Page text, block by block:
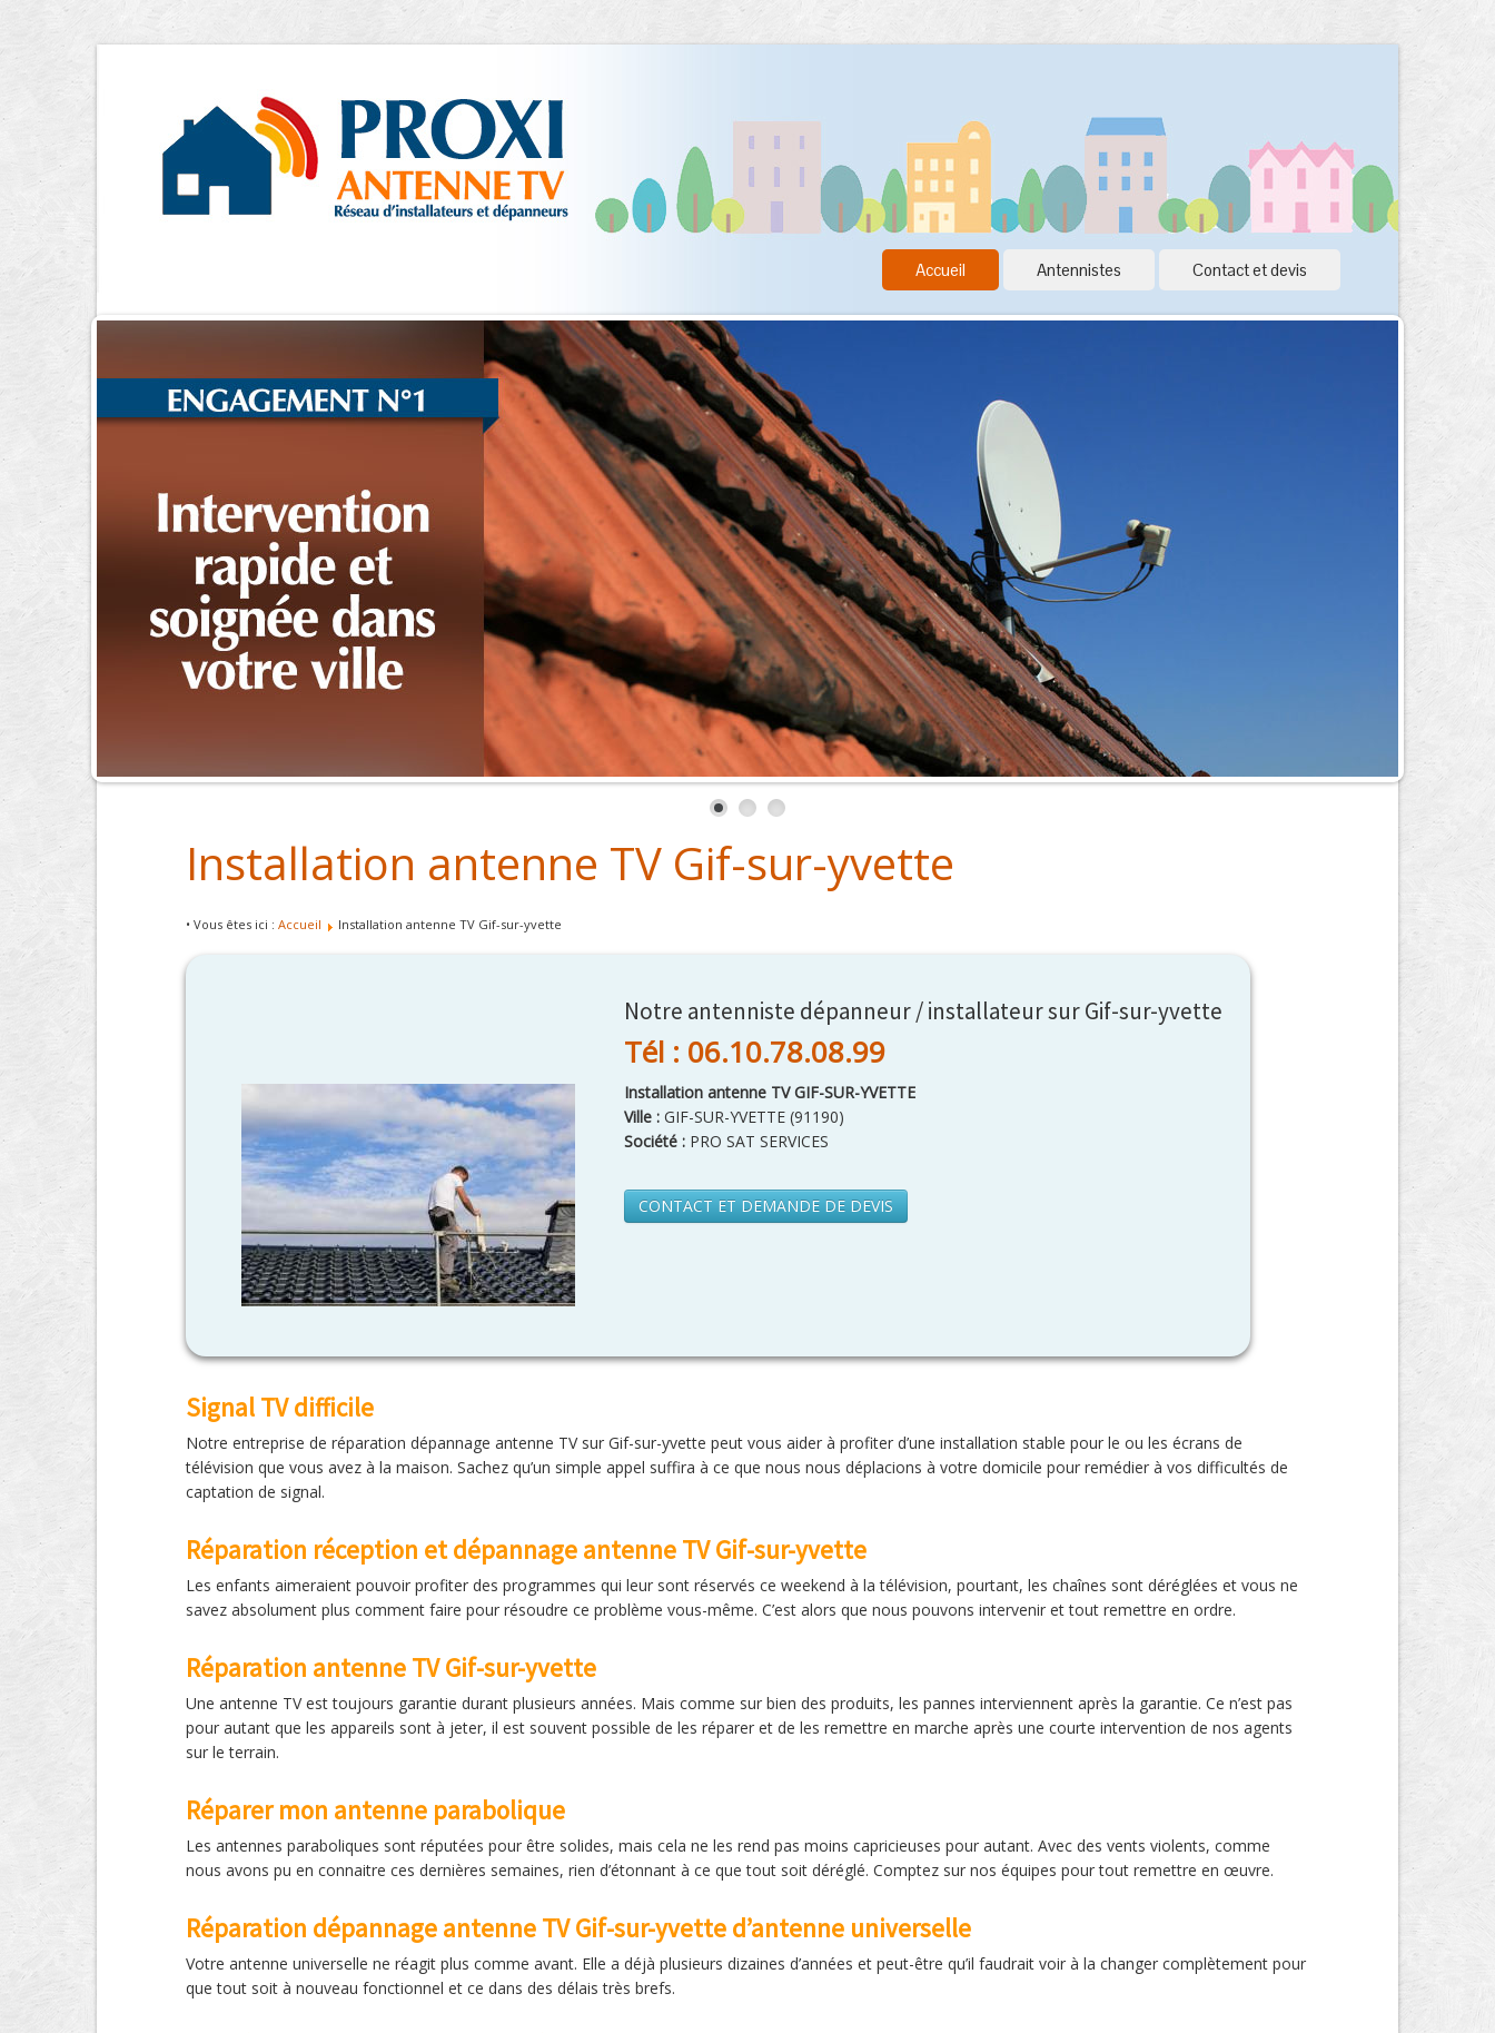
Accueil Antennistes Contact et devis
Installation antenne TV Gif-sur-yvette
• Vous êtes ici : Accueil Installation antenne TV Gif-sur-yvette
Notre antenniste dépanneur / installateur sur Gif-sur-yvette
Tél : 06.10.78.08.99
Installation antenne TV GIF-SUR-YVETTE
Ville : GIF-SUR-YVETTE (91190)
Société : PRO SAT SERVICES
CONTACT ET DEMANDE DE DEVIS
Signal TV difficile
Notre entreprise de réparation dépannage antenne TV sur Gif-sur-yvette peut vous aider à profiter d’une installation stable pour le ou les écrans de
télévision que vous avez à la maison. Sachez qu’un simple appel suffira à ce que nous nous déplacions à votre domicile pour remédier à vos difficultés de
captation de signal.
Réparation réception et dépannage antenne TV Gif-sur-yvette
Les enfants aimeraient pouvoir profiter des programmes qui leur sont réservés ce weekend à la télévision, pourtant, les chaînes sont déréglées et vous ne
savez absolument plus comment faire pour résoudre ce problème vous-même. C’est alors que nous pouvons intervenir et tout remettre en ordre.
Réparation antenne TV Gif-sur-yvette
Une antenne TV est toujours garantie durant plusieurs années. Mais comme sur bien des produits, les pannes interviennent après la garantie. Ce n’est pas
pour autant que les appareils sont à jeter, il est souvent possible de les réparer et de les remettre en marche après une courte intervention de nos agents
sur le terrain.
Réparer mon antenne parabolique
Les antennes paraboliques sont réputées pour être solides, mais cela ne les rend pas moins capricieuses pour autant. Avec des vents violents, comme
nous avons pu en connaitre ces dernières semaines, rien d’étonnant à ce que tout soit déréglé. Comptez sur nos équipes pour tout remettre en œuvre.
Réparation dépannage antenne TV Gif-sur-yvette d’antenne universelle
Votre antenne universelle ne réagit plus comme avant. Elle a déjà plusieurs dizaines d’années et peut-être qu’il faudrait voir à la changer complètement pour
que tout soit à nouveau fonctionnel et ce dans des délais très brefs.